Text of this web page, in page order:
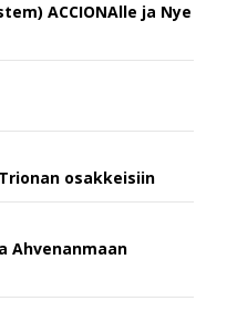
ACCIONAlle ja Nye
osakkeisiin
Ahvenanmaan